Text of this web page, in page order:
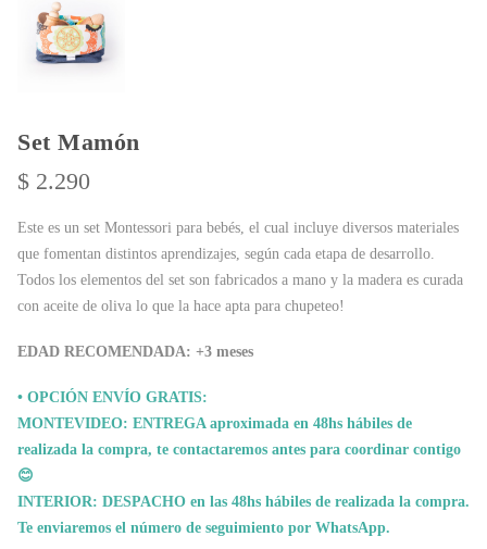
Set Mamón
$ 2.290
Este es un set Montessori para bebés, el cual incluye diversos materiales
que fomentan distintos aprendizajes, según cada etapa de desarrollo.
Todos los elementos del set son fabricados a mano y la madera es curada
con aceite de oliva lo que la hace apta para chupeteo!
EDAD RECOMENDADA: +3 meses
• OPCIÓN ENVÍO GRATIS:
MONTEVIDEO: ENTREGA aproximada en 48hs hábiles de
realizada la compra, te contactaremos antes para coordinar contigo
😊
INTERIOR: DESPACHO en las 48hs hábiles de realizada la compra.
Te enviaremos el número de seguimiento por WhatsApp.